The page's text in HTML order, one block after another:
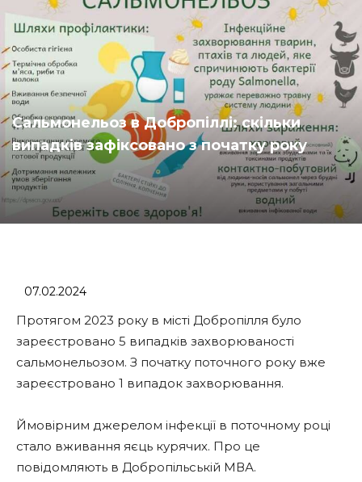
Сальмонельоз в Добропіллі: скільки
випадків зафіксовано з початку року
07.02.2024
Протягом 2023 року в місті Добропілля було
зареєстровано 5 випадків захворюваності
сальмонельозом. З початку поточного року вже
зареєстровано 1 випадок захворювання.
Ймовірним джерелом інфекції в поточному році
стало вживання яєць курячих. Про це
повідомляють в Добропільській МВА.